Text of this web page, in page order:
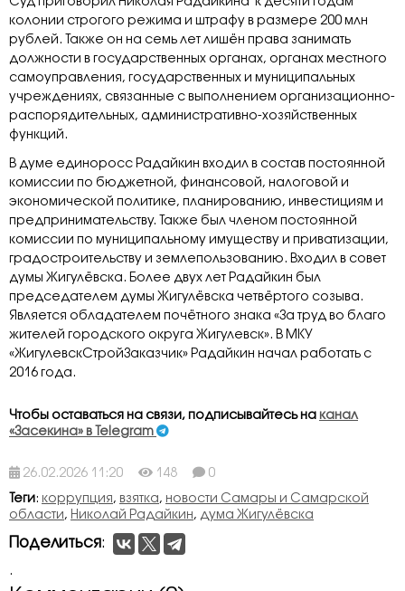
колонии строгого режима и штрафу в размере 200 млн
рублей. Также он на семь лет лишён права занимать
должности в государственных органах, органах местного
самоуправления, государственных и муниципальных
учреждениях, связанные с выполнением организационно-
распорядительных, административно-хозяйственных
функций.
В думе единоросс Радайкин входил в состав постоянной
комиссии по бюджетной, финансовой, налоговой и
экономической политике, планированию, инвестициям и
предпринимательству. Также был членом постоянной
комиссии по муниципальному имуществу и приватизации,
градостроительству и землепользованию. Входил в совет
думы Жигулёвска. Более двух лет Радайкин был
председателем думы Жигулёвска четвёртого созыва.
Является обладателем почётного знака «За труд во благо
жителей городского округа Жигулевск». В МКУ
«ЖигулевскСтройЗаказчик» Радайкин начал работать с
2016 года.
Чтобы оставаться на связи, подписывайтесь на канал
«Засекина» в Telegram
26.02.2026 11:20 148 0
Теги: коррупция, взятка, новости Самары и Самарской
области, Николай Радайкин, дума Жигулёвска
Поделиться :
.